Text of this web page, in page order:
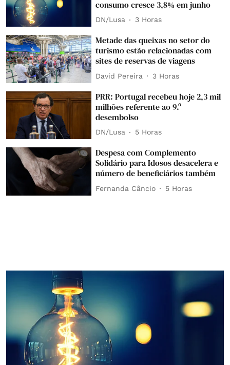
consumo cresce 3,8% em junho
DN/Lusa 3 Horas
Metade das queixas no setor do
turismo estão relacionadas com
sites de reservas de viagens
David Pereira 3 Horas
PRR: Portugal recebeu hoje 2,3 mil
milhões referente ao 9.º
desembolso
DN/Lusa 5 Horas
Despesa com Complemento
Solidário para Idosos desacelera e
número de beneficiários também
Fernanda Câncio 5 Horas